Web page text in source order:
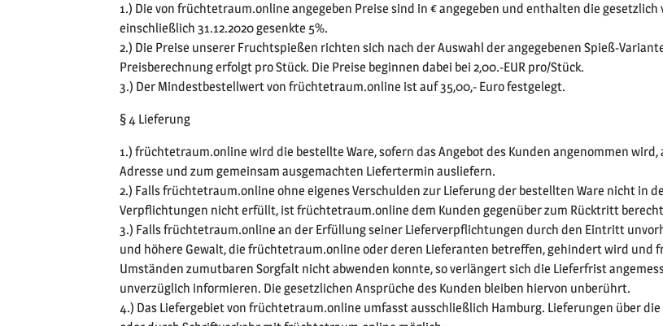
1.) Die von früchtetraum.online angegeben Preise sind in € angegeben und enthalten die gesetzlich
einschließlich 31.12.2020 gesenkte 5%.
2.) Die Preise unserer Fruchtspießen richten sich nach der Auswahl der angegebenen Spieß-
Preisberechnung erfolgt pro Stück. Die Preise beginnen dabei bei 2,00.-EUR pro/Stück.
3.) Der Mindestbestellwert von früchtetraum.online ist auf 35,00,- Euro festgelegt.
§ 4 Lieferung
1.) früchtetraum.online wird die bestellte Ware, sofern das Angebot des Kunden angenommen
Adresse und zum gemeinsam ausgemachten Liefertermin ausliefern.
2.) Falls früchtetraum.online ohne eigenes Verschulden zur Lieferung der bestellten Ware nicht in
Verpflichtungen nicht erfüllt, ist früchtetraum.online dem Kunden gegenüber zum Rücktritt
3.) Falls früchtetraum.online an der Erfüllung seiner Lieferverpflichtungen durch den Eintritt
und höhere Gewalt, die früchtetraum.online oder deren Lieferanten betreffen, gehindert wird und
Umständen zumutbaren Sorgfalt nicht abwenden konnte, so verlängert sich die Lieferfrist
unverzüglich informieren. Die gesetzlichen Ansprüche des Kunden bleiben hiervon unberührt.
4.) Das Liefergebiet von früchtetraum.online umfasst ausschließlich Hamburg. Lieferungen über